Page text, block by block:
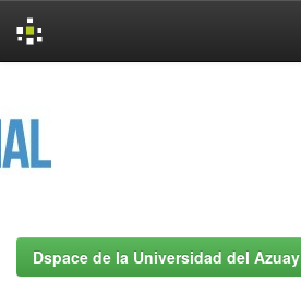
Dspace de la Universidad del Azuay